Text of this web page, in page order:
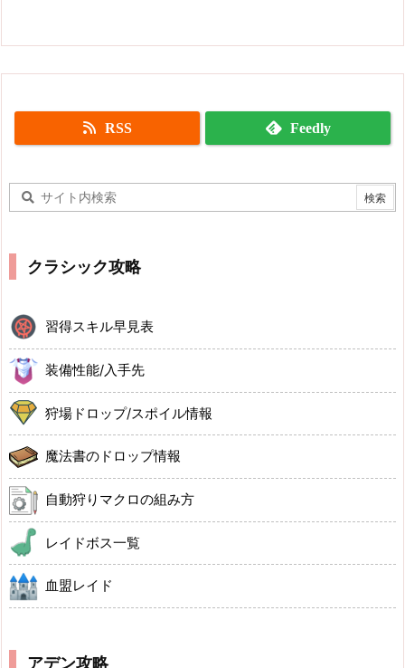
RSS Feedly
クラシック攻略
習得スキル早見表
装備性能/入手先
狩場ドロップ/スポイル情報
魔法書のドロップ情報
自動狩りマクロの組み方
レイドボス一覧
血盟レイド
アデン攻略